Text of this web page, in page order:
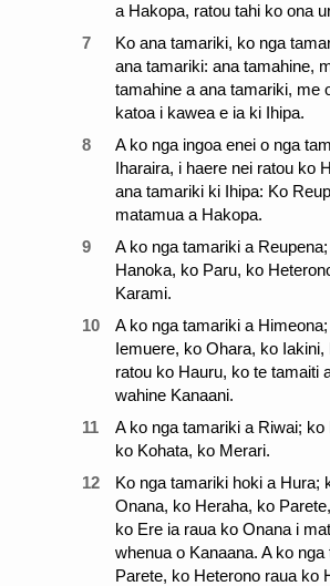
a Hakopa, ratou tahi ko ona
7
Ko ana tamariki, ko nga
ana tamariki: ana tamahine,
tamahine a ana tamariki, me
katoa i kawea e ia ki Ihipa.
8
A ko nga ingoa enei o nga
Iharaira, i haere nei ratou ko
ana tamariki ki Ihipa: Ko
matamua a Hakopa.
9
A ko nga tamariki a
Hanoka, ko Paru, ko
Karami.
10
A ko nga tamariki a
Iemuere, ko Ohara, ko Iakini,
ratou ko Hauru, ko te tamaiti
wahine Kanaani.
11
A ko nga tamariki a Riwai; ko
ko Kohata, ko Merari.
12
Ko nga tamariki hoki a Hura;
Onana, ko Heraha, ko
ko Ere ia raua ko Onana i
whenua o Kanaana. A ko
Parete, ko Heterono raua ko